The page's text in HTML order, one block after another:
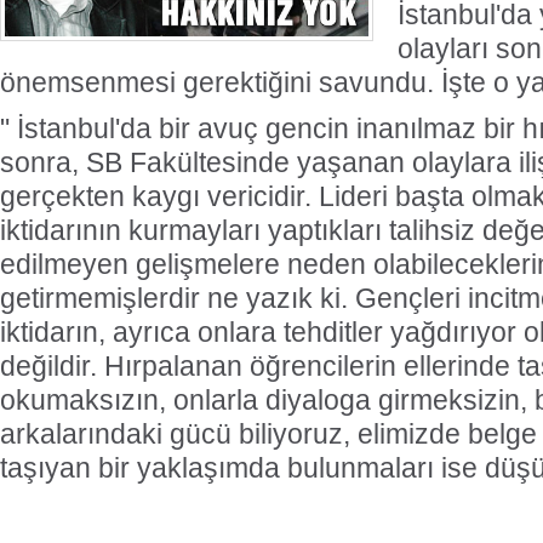
olayları
önemsenmesi gerektiğini savundu. İşte o
" İstanbul'da bir avuç gencin inanılmaz bir
sonra, SB Fakültesinde yaşanan olaylara
gerçekten kaygı vericidir. Lideri başta
iktidarının kurmayları yaptıkları talihsiz
edilmeyen gelişmelere neden
getirmemişlerdir ne yazık ki. Gençleri
iktidarın, ayrıca onlara tehditler yağdırıyor
değildir. Hırpalanan öğrencilerin ellerinde
okumaksızın, onlarla diyaloga girmeksizin,
arkalarındaki gücü biliyoruz, elimizde belge
taşıyan bir yaklaşımda bulunmaları ise